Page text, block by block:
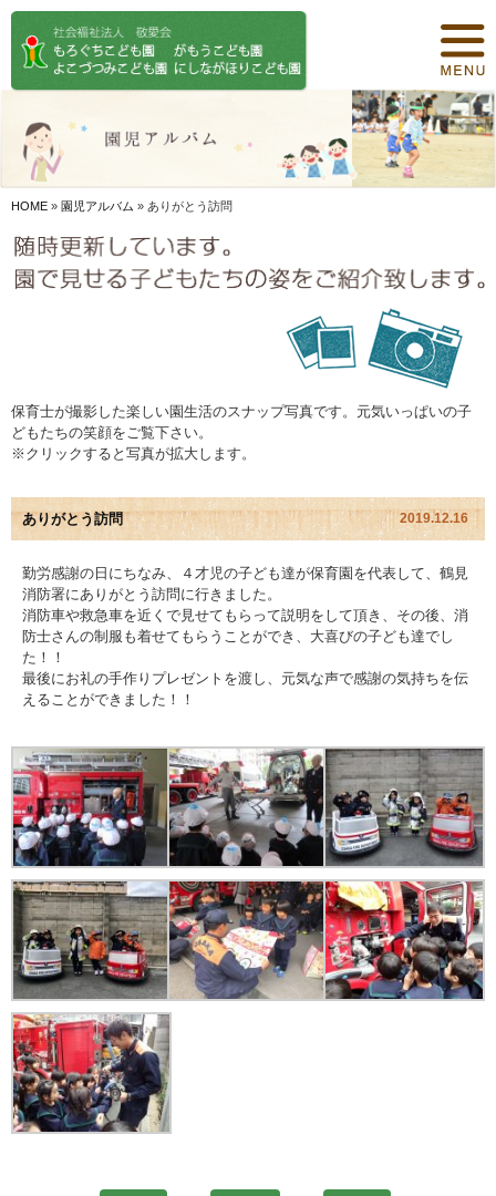
HOME » 園児アルバム » ありがとう訪問
保育士が撮影した楽しい園生活のスナップ写真です。元気いっぱいの子
どもたちの笑顔をご覧下さい。
※クリックすると写真が拡大します。
ありがとう訪問 2019.12.16
勤労感謝の日にちなみ、４才児の子ども達が保育園を代表して、鶴見
消防署にありがとう訪問に行きました。
消防車や救急車を近くで見せてもらって説明をして頂き、その後、消
防士さんの制服も着せてもらうことができ、大喜びの子ども達でし
た！！
最後にお礼の手作りプレゼントを渡し、元気な声で感謝の気持ちを伝
えることができました！！
保育について
食事について
オリジナル保育
年間行事
お知らせ
園児アルバム
入園のご案内
採用情報
プライバシーポリシー
ケイアイクラブ
お問い合わせ
医師の許可証
勤務証明書